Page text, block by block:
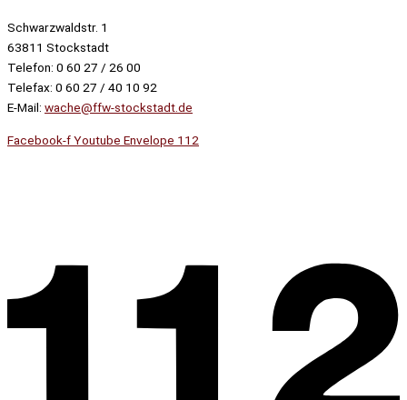
Schwarzwaldstr. 1
63811 Stockstadt
Telefon: 0 60 27 / 26 00
Telefax: 0 60 27 / 40 10 92
E-Mail: wache@ffw-stockstadt.de
Facebook-fYoutube Envelope 112